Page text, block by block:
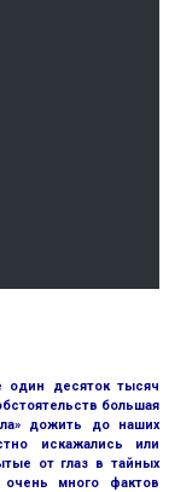
один десяток тысяч
большая
дожить до наших
искажались или
от глаз в тайных
много фактов